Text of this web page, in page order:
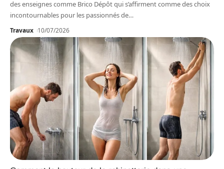
des enseignes comme Brico Dépôt qui s’affirment comme des choix
incontournables pour les passionnés de…
Travaux 10/07/2026